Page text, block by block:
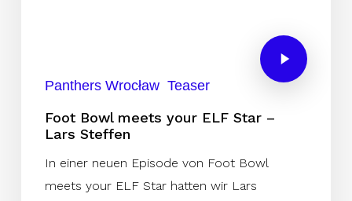
Panthers Wrocław Teaser
Foot Bowl meets your ELF Star –
Lars Steffen
In einer neuen Episode von Foot Bowl
meets your ELF Star hatten wir Lars